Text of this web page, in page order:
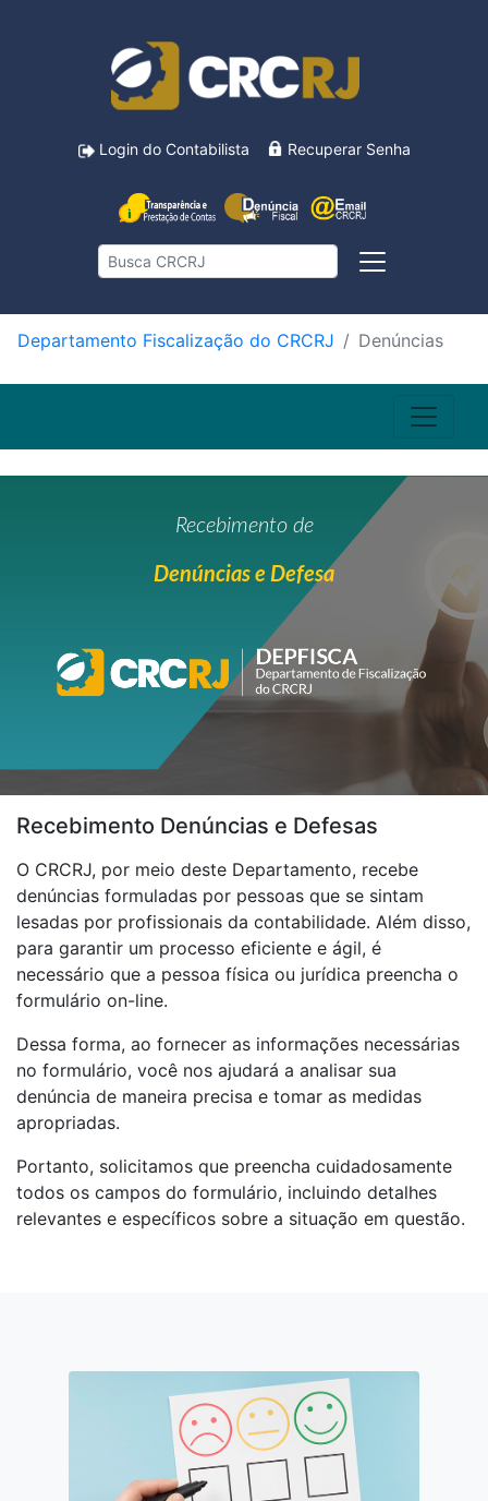
Login do Contabilista Recuperar Senha
Departamento Fiscalização do CRCRJ Denúncias
Recebimento de
Denúncias e Defesa
Recebimento Denúncias e Defesas
O CRCRJ, por meio deste Departamento, recebe
denúncias formuladas por pessoas que se sintam
lesadas por profissionais da contabilidade. Além disso,
para garantir um processo eficiente e ágil, é
necessário que a pessoa física ou jurídica preencha o
formulário on-line.
Dessa forma, ao fornecer as informações necessárias
no formulário, você nos ajudará a analisar sua
denúncia de maneira precisa e tomar as medidas
apropriadas.
Portanto, solicitamos que preencha cuidadosamente
todos os campos do formulário, incluindo detalhes
relevantes e específicos sobre a situação em questão.